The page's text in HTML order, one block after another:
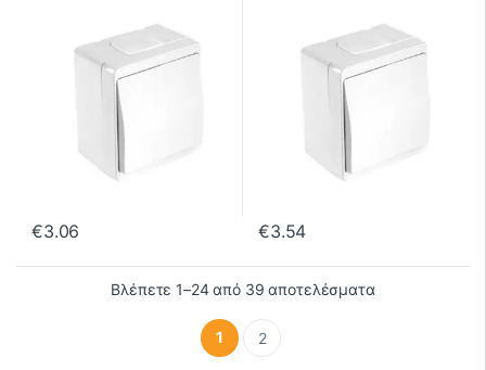
€3.06 €3.54
Βλέπετε 1–24 από 39 αποτελέσματα
1 2